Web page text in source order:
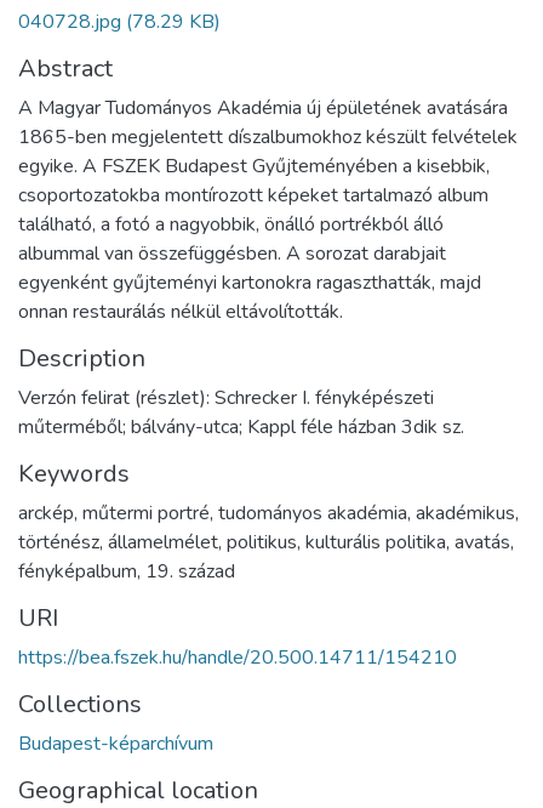
040728.jpg (78.29 KB)
Abstract
A Magyar Tudományos Akadémia új épületének avatására
1865-ben megjelentett díszalbumokhoz készült felvételek
egyike. A FSZEK Budapest Gyűjteményében a kisebbik,
csoportozatokba montírozott képeket tartalmazó album
található, a fotó a nagyobbik, önálló portrékból álló
albummal van összefüggésben. A sorozat darabjait
egyenként gyűjteményi kartonokra ragaszthatták, majd
onnan restaurálás nélkül eltávolították.
Description
Verzón felirat (részlet): Schrecker I. fényképészeti
műterméből; bálvány-utca; Kappl féle házban 3dik sz.
Keywords
arckép, műtermi portré, tudományos akadémia, akadémikus,
történész, államelmélet, politikus, kulturális politika, avatás,
fényképalbum, 19. század
URI
https://bea.fszek.hu/handle/20.500.14711/154210
Collections
Budapest-képarchívum
Geographical location